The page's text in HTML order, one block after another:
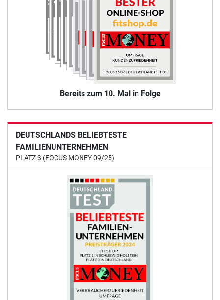
Bereits zum 10. Mal in Folge
DEUTSCHLANDS BELIEBTESTE
FAMILIENUNTERNEHMEN
PLATZ 3 (FOCUS MONEY 09/25)